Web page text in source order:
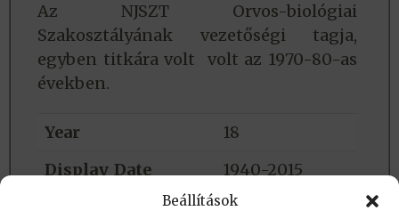
Beállítások
Az NJSZT Orvos-biológiai
Szakosztályának vezetőségi tagja,
egyben titkára volt volt az 1970-80-as
években.
Year
18
Display_Date
1940-2015
Fizikus